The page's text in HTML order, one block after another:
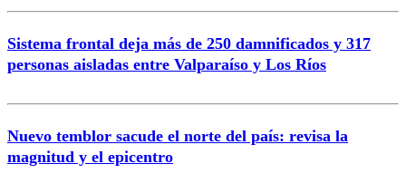
Sistema frontal deja más de 250 damnificados y 317
personas aisladas entre Valparaíso y Los Ríos
Nuevo temblor sacude el norte del país: revisa la
magnitud y el epicentro